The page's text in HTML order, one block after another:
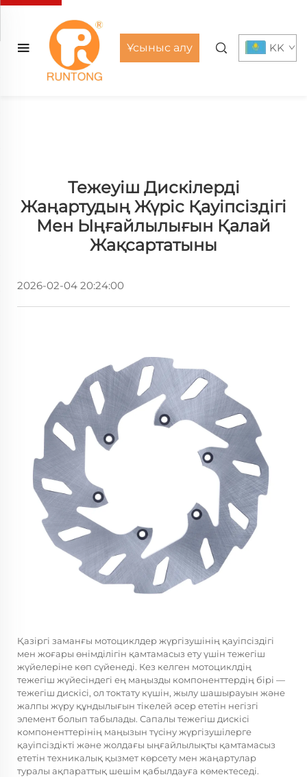
Ұсыныс алу KK
Тежеуіш Дискілерді
Жаңартудың Жүріс Қауіпсіздігі
Мен Ыңғайлылығын Қалай
Жақсартатыны
2026-02-04 20:24:00
Қазіргі заманғы мотоциклдер жүргізушінің қауіпсіздігі
мен жоғары өнімділігін қамтамасыз ету үшін тежегіш
жүйелеріне көп сүйенеді. Кез келген мотоциклдің
тежегіш жүйесіндегі ең маңызды компоненттердің бірі —
тежегіш дискісі, ол токтату күшін, жылу шашырауын және
жалпы жүру құндылығын тікелей әсер ететін негізгі
элемент болып табылады. Сапалы тежегіш дискісі
компоненттерінің маңызын түсіну жүргізушілерге
қауіпсіздікті және жолдағы ыңғайлылықты қамтамасыз
ететін техникалық қызмет көрсету мен жаңартулар
туралы ақпараттық шешім қабылдауға көмектеседі.